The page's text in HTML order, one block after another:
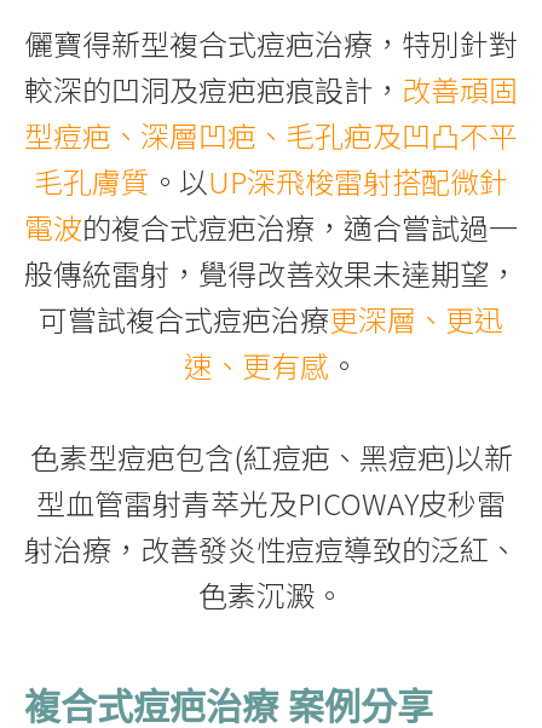
儷寶得新型複合式痘疤治療，特別針對
較深的凹洞及痘疤疤痕設計， 改善頑固
型痘疤、深層凹疤、毛孔疤及凹凸不平
毛孔膚質 。以UP深飛梭雷射搭配微針
電波的複合式痘疤治療，適合嘗試過一
般傳統雷射，覺得改善效果未達期望，
可嘗試複合式痘疤治療更深層、更迅
速、更有感 。
色素型痘疤包含(紅痘疤、黑痘疤)以新
型血管雷射青萃光及PICOWAY皮秒雷
射治療，改善發炎性痘痘導致的泛紅、
色素沉澱。
複合式痘疤治療 案例分享